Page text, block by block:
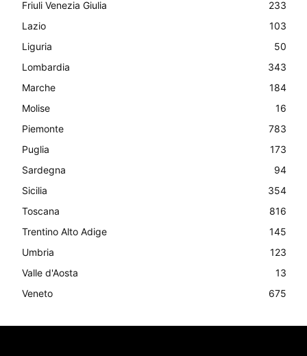
Friuli Venezia Giulia
233
Lazio
103
Liguria
50
Lombardia
343
Marche
184
Molise
16
Piemonte
783
Puglia
173
Sardegna
94
Sicilia
354
Toscana
816
Trentino Alto Adige
145
Umbria
123
Valle d'Aosta
13
Veneto
675